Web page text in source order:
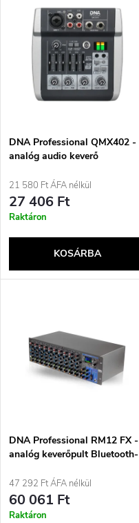
e
k
r
n
é
s
e
ABC szerint
é
k
e
k
l
j
a
DNA Professional QMX402 -
analóg audio keverő
21 580 Ft ÁFA nélkül
27 406 Ft
Raktáron
KOSÁRBA
DNA Professional RM12 FX -
analóg keverőpult Bluetooth-
MP3 támogatással,
fantomtáppal és 12
csatornával
47 292 Ft ÁFA nélkül
60 061 Ft
Raktáron